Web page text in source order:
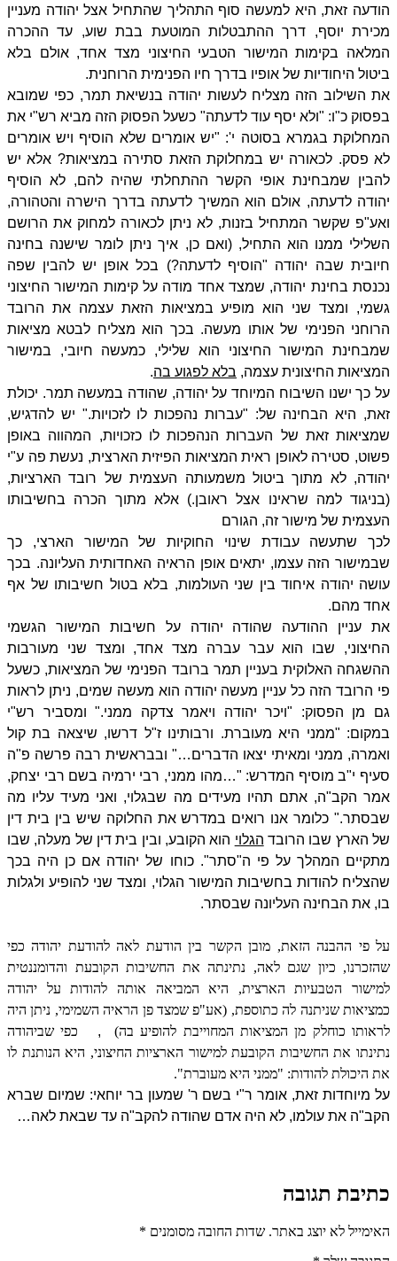
הודעה זאת, היא למעשה סוף התהליך שהתחיל אצל יהודה מעניין
מכירת יוסף, דרך ההתבטלות המוטעת בבת שוע, עד ההכרה
המלאה בקימות המישור הטבעי החיצוני מצד אחד, אולם בלא
ביטול היחודיות של אופיו בדרך חיו הפנימית הרוחנית.
את השילוב הזה מצליח לעשות יהודה בנשיאת תמר, כפי שמובא
בפסוק כ"ו: "ולא יסף עוד לדעתה" כשעל הפסוק הזה מביא רש"י את
המחלוקת בגמרא בסוטה י': "יש אומרים שלא הוסיף ויש אומרים
לא פסק. לכאורה יש במחלוקת הזאת סתירה במציאות? אלא יש
להבין שמבחינת אופי הקשר ההתחלתי שהיה להם, לא הוסיף
יהודה לדעתה, אולם הוא המשיך לדעתה בדרך הישרה והטהורה,
ואע"פ שקשר המתחיל בזנות, לא ניתן לכאורה למחוק את הרושם
השלילי ממנו הוא התחיל, (ואם כן, איך ניתן לומר שישנה בחינה
חיובית שבה יהודה "הוסיף לדעתה?) בכל אופן יש להבין שפה
נכנסת בחינת יהודה, שמצד אחד מודה על קימות המישור החיצוני
גשמי, ומצד שני הוא מופיע במציאות הזאת עצמה את הרובד
הרוחני הפנימי של אותו מעשה. בכך הוא מצליח לבטא מציאות
שמבחינת המישור החיצוני הוא שלילי, כמעשה חיובי, במישור
המציאות החיצונית עצמה, בלא לפגוע בה.
על כך ישנו השיבוח המיוחד על יהודה, שהודה במעשה תמר. יכולת
זאת, היא הבחינה של: "עברות נהפכות לו לזכויות." יש להדגיש,
שמציאות זאת של העברות הנהפכות לו כזכויות, המהווה באופן
פשוט, סטירה לאופן ראית המציאות הפיזית הארצית, נעשת פה ע"י
יהודה, לא מתוך ביטול משמעותה העצמית של רובד הארציות,
(בניגוד למה שראינו אצל ראובן.) אלא מתוך הכרה בחשיבותו
העצמית של מישור זה, הגורם
לכך שתעשה עבודת שינוי החוקיות של המישור הארצי, כך
שבמישור הזה עצמו, יתאים אופן הראיה האחדותית העליונה. בכך
עושה יהודה איחוד בין שני העולמות, בלא בטול חשיבותו של אף
אחד מהם.
את עניין ההודעה שהודה יהודה על חשיבות המישור הגשמי
החיצוני, שבו הוא עבר עברה מצד אחד, ומצד שני מעורבות
ההשגחה האלוקית בעניין תמר ברובד הפנימי של המציאות, כשעל
פי הרובד הזה כל עניין מעשה יהודה הוא מעשה שמים, ניתן לראות
גם מן הפסוק: "ויכר יהודה ויאמר צדקה ממני." ומסביר רש"י
במקום: "ממני היא מעוברת. ורבותינו ז"ל דרשו, שיצאה בת קול
ואמרה, ממני ומאיתי יצאו הדברים…" ובבראשית רבה פרשה פ"ה
סעיף י"ב מוסיף המדרש: "…מהו ממני, רבי ירמיה בשם רבי יצחק,
אמר הקב"ה, אתם תהיו מעידים מה שבגלוי, ואני מעיד עליו מה
שבסתר." כלומר אנו רואים במדרש את החלוקה שיש בין בית דין
של הארץ שבו הרובד הגלוי הוא הקובע, ובין בית דין של מעלה, שבו
מתקיים המהלך על פי ה"סתר". כוחו של יהודה אם כן היה בכך
שהצליח להודות בחשיבות המישור הגלוי, ומצד שני להופיע ולגלות
בו, את הבחינה העליונה שבסתר.
על פי ההבנה הזאת, מובן הקשר בין הודעת לאה להודעת יהודה כפי
שהזכרנו, כיון שגם לאה, נתינתה את החשיבות הקובעת והדומננטית
למישור הטבעיות הארצית, היא המביאה אותה להודות על יהודה
כמציאות שניתנה לה כתוספת, (אע"פ שמצד פן הראיה השמימי, ניתן היה
לראותו כוחלק מן המציאות המחוייבת להופיע בה)
,
כפי שביהודה
נתינתו את החשיבות הקובעת למישור הארציות החיצוני, היא הנותנת לו
את היכולת להודות: "ממני היא מעוברת".
על מיוחדות זאת, אומר ר"י בשם ר' שמעון בר יוחאי: שמיום שברא
הקב"ה את עולמו, לא היה אדם שהודה להקב"ה עד שבאת לאה…
כתיבת תגובה
האימייל לא יוצג באתר. שדות החובה מסומנים *